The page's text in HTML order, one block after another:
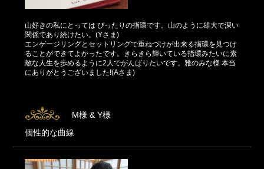
山好きの私にとっては ぴったりの指環です。山のように雄大で深い
関係であり続けたい。(Yさま)
エンゲージリングとセットリングで重ねづけが出来る指環を見つけ
ることができてよかったです。きらきら輝いている指環みたいに素
敵な人生を歩めるように2人でがんばりたいです。雅のみな様 本当
にありがとうございました!(Aさま)
M様 & Y様
個性的な曲線